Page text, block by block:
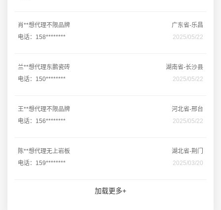
肖**想代理不限品牌
广东省-乐昌
电话：158********
2025/05/22
兰**想代理东鹏瓷砖
湖南省-长沙县
电话：150********
2025/05/22
王**想代理不限品牌
河北省-邢台
电话：156********
2025/05/22
陈**想代理无上岩板
湖北省-荆门
电话：159********
2025/03/20
加载更多+